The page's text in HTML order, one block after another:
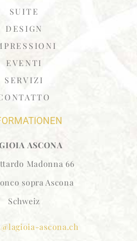
SUITE
DESIGN
EVENTI
SERVIZI
ASCONA
Madonna 66
sopra Ascona
Schweiz
ascona.ch